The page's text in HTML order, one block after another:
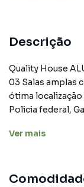
Descrição
Quality House
03 Salas amplas
ótima
Policia federal,
diversificado ao
Agende sua
Ver mais